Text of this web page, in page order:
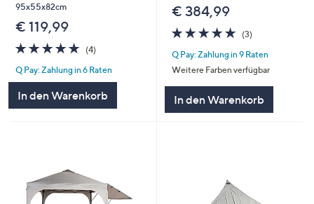
95x55x82cm
€ 119,99
4.8
von
5
(4)
Q Pay: Zahlung in 6 Raten
In den Warenkorb
€ 384,99
4.7
von
5
(3)3
Q Pay: Zahlung in 9 Raten
Weitere Farben verfügbar
In den Warenkorb